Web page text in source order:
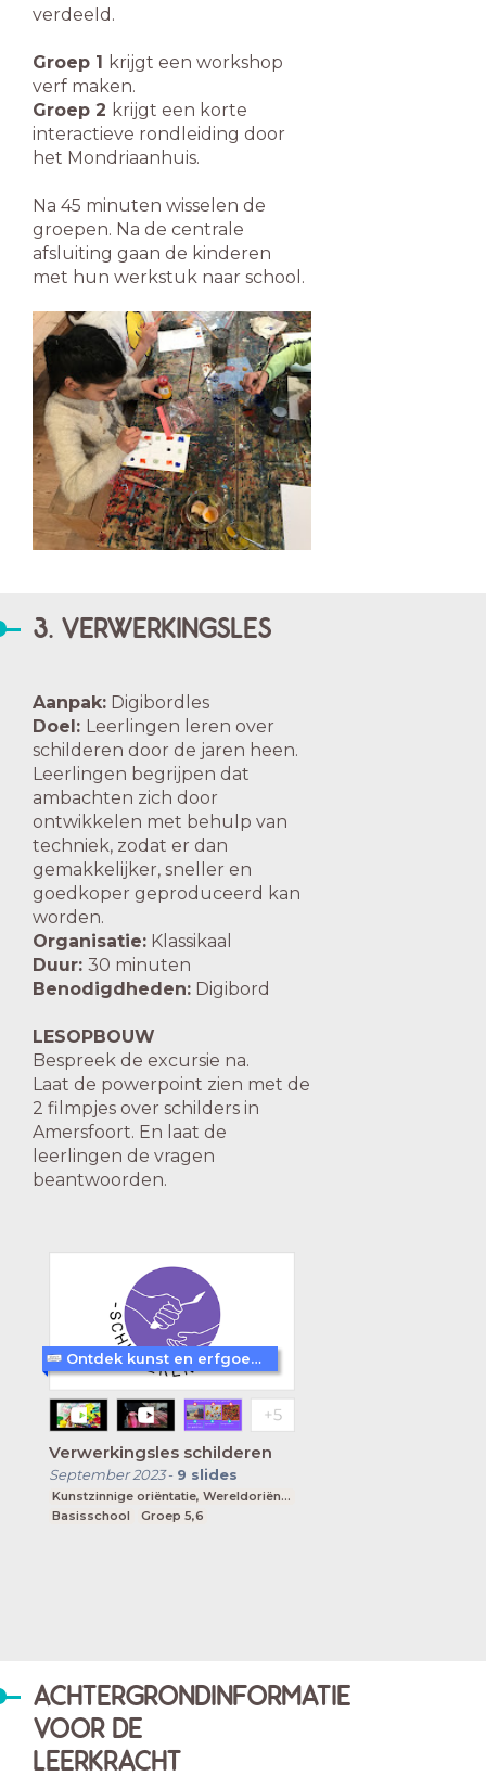
verdeeld.
Groep 1 krijgt een workshop
verf maken.
Groep 2 krijgt een korte
interactieve rondleiding door
het Mondriaanhuis.
Na 45 minuten wisselen de
groepen. Na de centrale
afsluiting gaan de kinderen
met hun werkstuk naar school.
3. VERWERKINGSLES
Aanpak: Digibordles
Doel: Leerlingen leren over
schilderen door de jaren heen.
Leerlingen begrijpen dat
ambachten zich door
ontwikkelen met behulp van
techniek, zodat er dan
gemakkelijker, sneller en
goedkoper geproduceerd kan
worden.
Organisatie: Klassikaal
Duur: 30 minuten
Benodigdheden: Digibord
LESOPBOUW
Bespreek de excursie na.
Laat de powerpoint zien met de
2 filmpjes over schilders in
Amersfoort. En laat de
leerlingen de vragen
beantwoorden.
Verwerkingsles schilderen
September 2023- 9 slides
Kunstzinnige oriëntatie, Wereldoriëntatie
Basisschool
Groep 5,6
Ontdek kunst en erfgoed in Amersfoort
ACHTERGRONDINFORMATIE
VOOR DE
LEERKRACHT